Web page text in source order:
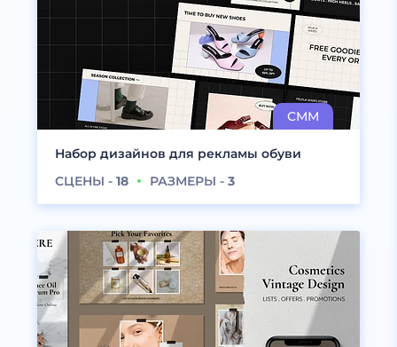
Набор дизайнов для рекламы обуви
СЦЕНЫ - 18 РАЗМЕРЫ - 3